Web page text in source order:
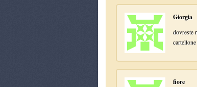
Giorgia
dovreste
fiore